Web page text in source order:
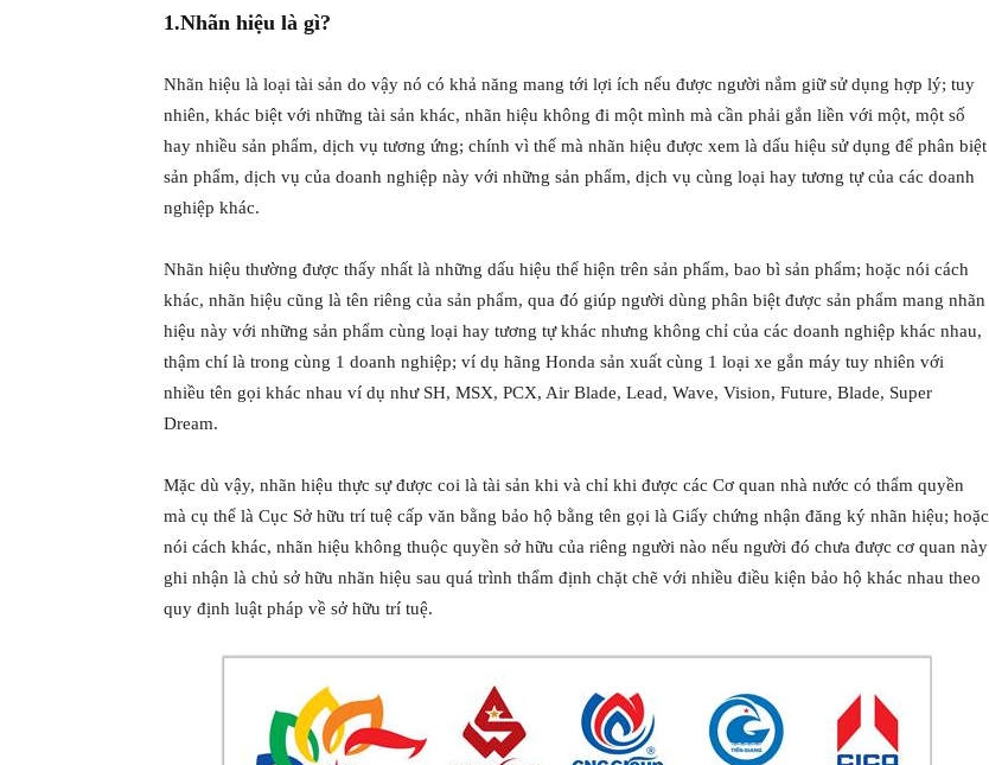
1.Nhãn hiệu là gì?
Nhãn hiệu là loại tài sản do vậy nó có khả năng mang tới lợi ích nếu được người nắm giữ sử dụng hợp lý; tuy
nhiên, khác biệt với những tài sản khác, nhãn hiệu không đi một mình mà cần phải gắn liền với một, một số
hay nhiều sản phẩm, dịch vụ tương ứng; chính vì thế mà nhãn hiệu được xem là dấu hiệu sử dụng để phân biệt
sản phẩm, dịch vụ của doanh nghiệp này với những sản phẩm, dịch vụ cùng loại hay tương tự của các doanh
nghiệp khác.
Nhãn hiệu thường được thấy nhất là những dấu hiệu thể hiện trên sản phẩm, bao bì sản phẩm; hoặc nói cách
khác, nhãn hiệu cũng là tên riêng của sản phẩm, qua đó giúp người dùng phân biệt được sản phẩm mang nhãn
hiệu này với những sản phẩm cùng loại hay tương tự khác nhưng không chỉ của các doanh nghiệp khác nhau,
thậm chí là trong cùng 1 doanh nghiệp; ví dụ hãng Honda sản xuất cùng 1 loại xe gắn máy tuy nhiên với
nhiều tên gọi khác nhau ví dụ như SH, MSX, PCX, Air Blade, Lead, Wave, Vision, Future, Blade, Super
Dream.
Mặc dù vậy, nhãn hiệu thực sự được coi là tài sản khi và chỉ khi được các Cơ quan nhà nước có thẩm quyền
mà cụ thể là Cục Sở hữu trí tuệ cấp văn bằng bảo hộ bằng tên gọi là Giấy chứng nhận đăng ký nhãn hiệu; hoặc
nói cách khác, nhãn hiệu không thuộc quyền sở hữu của riêng người nào nếu người đó chưa được cơ quan này
ghi nhận là chủ sở hữu nhãn hiệu sau quá trình thẩm định chặt chẽ với nhiều điều kiện bảo hộ khác nhau theo
quy định luật pháp về sở hữu trí tuệ.